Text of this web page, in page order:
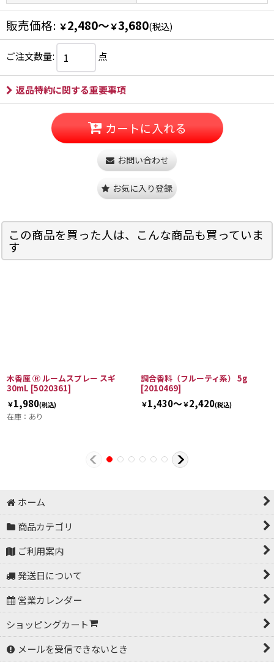
販売価格: ￥2,480～￥3,680(税込)
ご注文数量: 点
返品特約に関する重要事項
カートに入れる
お問い合わせ
お気に入り登録
この商品を買った人は、こんな商品も買っていま
す
木香厘 Ⓡ ルームスプレー スギ
30mL [5020361]
￥1,980(税込)
在庫：あり
調合香料（フルーティ系） 5g
[2010469]
￥1,430～￥2,420(税込)
ホーム
商品カテゴリ
ご利用案内
発送日について
営業カレンダー
ショッピングカート
メールを受信できないとき